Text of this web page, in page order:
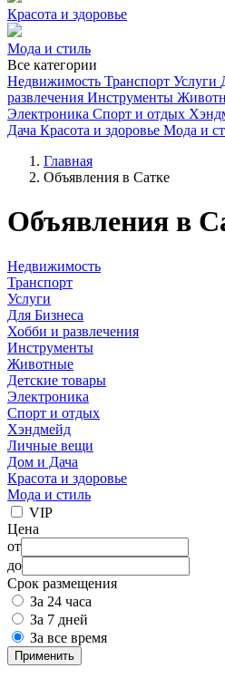
Красота и здоровье
Мода и стиль
Все категории
Недвижимость Транспорт Услуги
развлечения Инструменты
Электроника Спорт и отдых
Дача Красота и здоровье Мода и
Главная
Объявления в Сатке
Объявления в
Недвижимость
Транспорт
Услуги
Для Бизнеса
Хобби и развлечения
Инструменты
Животные
Детские товары
Электроника
Спорт и отдых
Хэндмейд
Личные вещи
Дом и Дача
Красота и здоровье
Мода и стиль
VIP
Цена
от
до
Срок размещения
За 24 часа
За 7 дней
За все время
Применить